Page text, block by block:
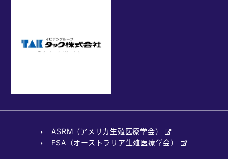
ASRM（アメリカ生殖医療学会）
FSA（オーストラリア生殖医療学会）